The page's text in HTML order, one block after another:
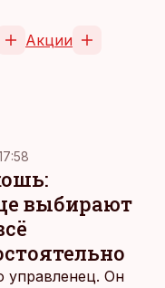
Акции
выбирают
управленец. Он